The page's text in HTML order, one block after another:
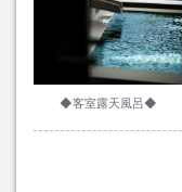
◆客室露天風呂◆